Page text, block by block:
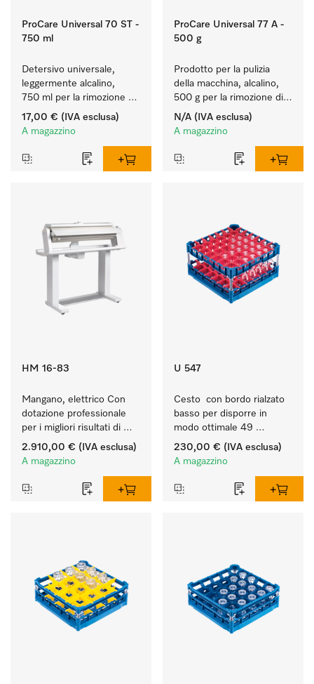
ProCare Universal 70 ST -
750 ml
Detersivo universale,
leggermente alcalino,
750 ml per la rimozione
delicata di residui di
grasso e sporco.
17,00 € (IVA esclusa)
A magazzino
ProCare Universal 77 A -
500 g
Prodotto per la pulizia
della macchina, alcalino,
500 g per la rimozione di
depositi di amido ostinati.
N/A (IVA esclusa)
A magazzino
HM 16-83
Mangano, elettrico Con
dotazione professionale
per i migliori risultati di
stiratura.
2.910,00 € (IVA esclusa)
A magazzino
U 547
Cesto  con bordo rialzato
basso per disporre in
modo ottimale 49
bicchieri fino a 23 cm.
230,00 € (IVA esclusa)
A magazzino